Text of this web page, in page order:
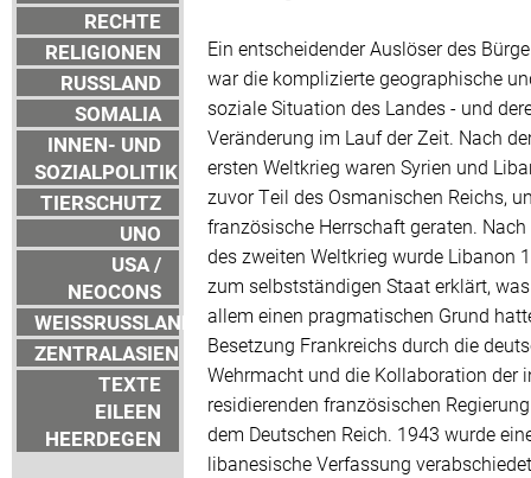
RECHTE
RELIGIONEN
RUSSLAND
SOMALIA
INNEN- UND
SOZIALPOLITIK
TIERSCHUTZ
UNO
USA /
NEOCONS
WEISSRUSSLAND
ZENTRALASIEN
TEXTE
EILEEN
HEERDEGEN
Ein entscheidender Auslöser des
war die komplizierte geographische
soziale Situation des Landes - und
Veränderung im Lauf der Zeit. Nach
ersten Weltkrieg waren Syrien und
zuvor Teil des Osmanischen Reichs,
französische Herrschaft geraten.
des zweiten Weltkrieg wurde Libanon
zum selbstständigen Staat erklärt,
allem einen pragmatischen Grund
Besetzung Frankreichs durch die
Wehrmacht und die Kollaboration der
residierenden französischen
dem Deutschen Reich. 1943 wurde
libanesische Verfassung